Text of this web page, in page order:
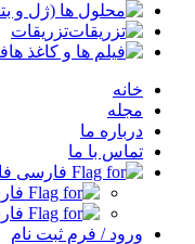
تزریقات
فیلم
خانه
مجله
درباره ما
تماس با ما
ورود / فرم ثبت نام